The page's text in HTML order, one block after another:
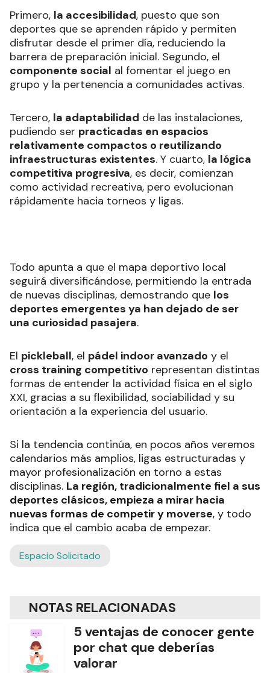
Primero, la accesibilidad, puesto que son
deportes que se aprenden rápido y permiten
disfrutar desde el primer día, reduciendo la
barrera de preparación inicial. Segundo, el
componente social al fomentar el juego en
grupo y la pertenencia a comunidades activas.
Tercero, la adaptabilidad de las instalaciones,
pudiendo ser practicadas en espacios
relativamente compactos o reutilizando
infraestructuras existentes. Y cuarto, la lógica
competitiva progresiva, es decir, comienzan
como actividad recreativa, pero evolucionan
rápidamente hacia torneos y ligas.
Todo apunta a que el mapa deportivo local
seguirá diversificándose, permitiendo la entrada
de nuevas disciplinas, demostrando que los
deportes emergentes ya han dejado de ser
una curiosidad pasajera.
El pickleball, el pádel indoor avanzado y el
cross training competitivo representan distintas
formas de entender la actividad física en el siglo
XXI, gracias a su flexibilidad, sociabilidad y su
orientación a la experiencia del usuario.
Si la tendencia continúa, en pocos años veremos
calendarios más amplios, ligas estructuradas y
mayor profesionalización en torno a estas
disciplinas. La región, tradicionalmente fiel a sus
deportes clásicos, empieza a mirar hacia
nuevas formas de competir y moverse, y todo
indica que el cambio acaba de empezar.
Espacio Solicitado
NOTAS RELACIONADAS
5 ventajas de conocer gente
por chat que deberías
valorar